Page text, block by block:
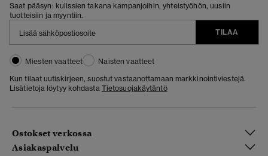
Saat pääsyn: kulissien takana kampanjoihin, yhteistyöhön, uusiin
tuotteisiin ja myyntiin.
TILAA
Miesten vaatteet
Naisten vaatteet
Kun tilaat uutiskirjeen, suostut vastaanottamaan markkinointiviestejä.
Lisätietoja löytyy kohdasta Tietosuojakäytäntö
Ostokset verkossa
Asiakaspalvelu